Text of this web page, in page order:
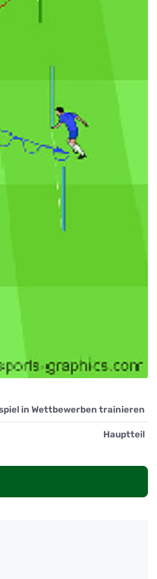
in Wettbewerben trainieren
Hauptteil